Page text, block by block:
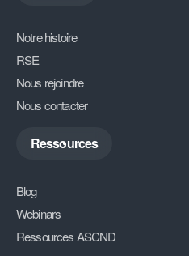
Notre histoire
RSE
Nous rejoindre
Nous contacter
Ressources
Blog
Webinars
Ressources ASCND